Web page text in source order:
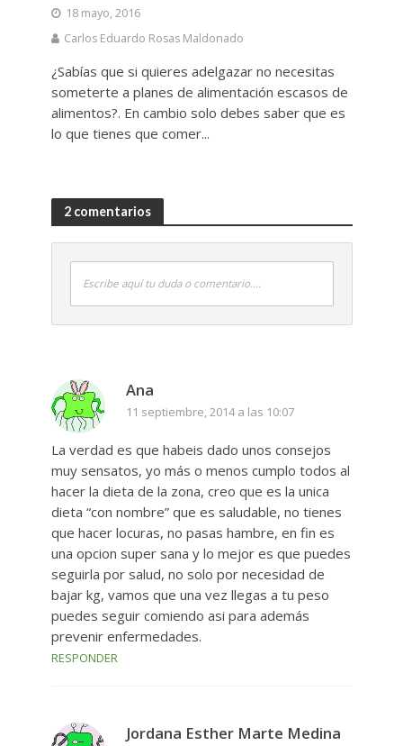
18 mayo, 2016
Carlos Eduardo Rosas Maldonado
¿Sabías que si quieres adelgazar no necesitas
someterte a planes de alimentación escasos de
alimentos?. En cambio solo debes saber que es
lo que tienes que comer...
2 comentarios
Escribe aquí tu duda o comentario....
Ana
11 septiembre, 2014 a las 10:07
La verdad es que habeis dado unos consejos
muy sensatos, yo más o menos cumplo todos al
hacer la dieta de la zona, creo que es la unica
dieta “con nombre” que es saludable, no tienes
que hacer locuras, no pasas hambre, en fin es
una opcion super sana y lo mejor es que puedes
seguirla por salud, no solo por necesidad de
bajar kg, vamos que una vez llegas a tu peso
puedes seguir comiendo asi para además
prevenir enfermedades.
RESPONDER
Jordana Esther Marte Medina